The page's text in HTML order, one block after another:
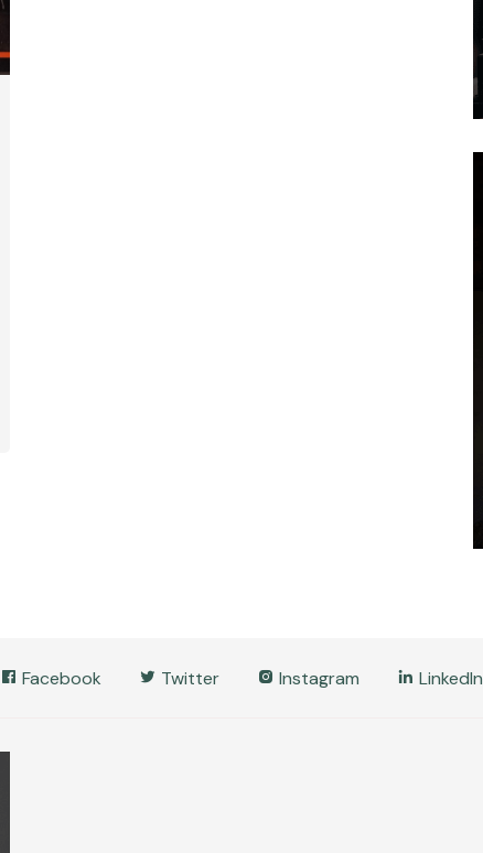
Facebook Twitter Instagram LinkedIn